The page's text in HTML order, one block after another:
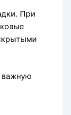
При
важную